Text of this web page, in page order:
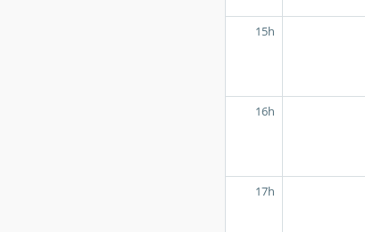
15h
16h
17h